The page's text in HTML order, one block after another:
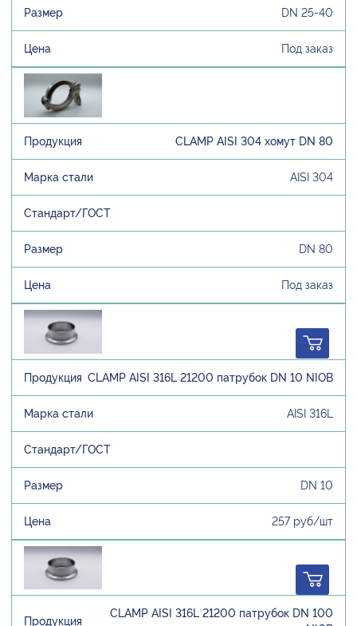
DN 25-40
Под заказ
CLAMP AISI 304 хомут DN 80
AISI 304
DN 80
Под заказ
CLAMP AISI 316L 21200 патрубок DN 10 NIOB
AISI 316L
DN 10
257 руб/шт
CLAMP AISI 316L 21200 патрубок DN 100